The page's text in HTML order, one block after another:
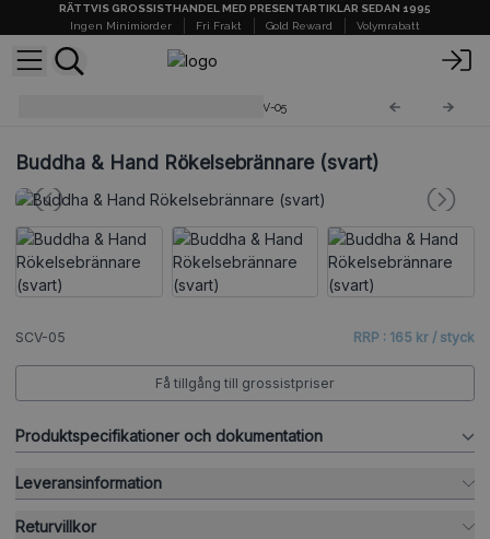
RÄTTVIS GROSSISTHANDEL MED PRESENTARTIKLAR SEDAN 1995
Ingen Minimiorder
Fri Frakt Gold Reward Volymrabatt
SCV-05
Buddha & Hand Rökelsebrännare (svart)
SCV-05 RRP : 165 kr / styck
Få tillgång till grossistpriser
Produktspecifikationer och dokumentation
Leveransinformation
Returvillkor